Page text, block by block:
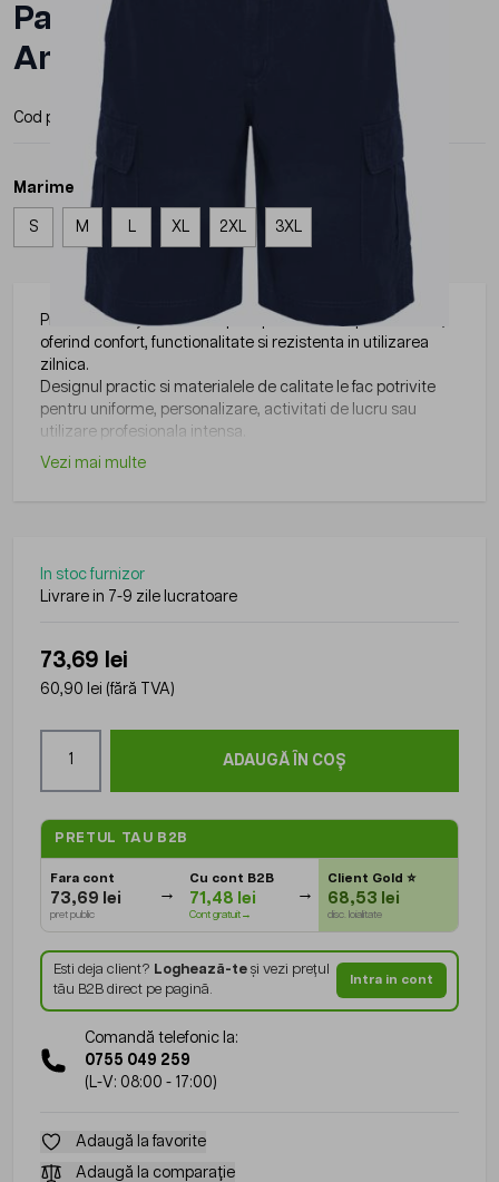
Pantaloni Scurti Roly
Amazonas Barbat
Cod produs:
Marime
S M XL 2XL 3XL
Produsele Roly sunt concepute pentru medii profesionale,
oferind confort, functionalitate si rezistenta in utilizarea
zilnica.
Designul practic si materialele de calitate le fac potrivite
pentru uniforme, personalizare, activitati de lucru sau
utilizare profesionala intensa.
Vezi mai multe
In stoc furnizor
Livrare in 7-9 zile lucratoare
73,69 lei
60,90 lei (fără TVA)
ADAUGĂ ÎN COȘ
PRETUL TAU B2B
Fara cont
73,69 lei
pret public
Cu cont B2B
71,48 lei
Cont gratuit→
Client Gold⭐
68,53 lei
disc. loialitate
Esti deja client? Loghează-teși vezi prețul
tău B2B direct pe pagină.
Intra in cont
Comandă telefonic la:
0755 049 259
(L-V: 08:00 - 17:00)
Adaugă la favorite
Adaugă la comparație